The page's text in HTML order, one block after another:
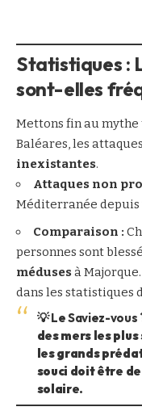
Statistiques :
sont-elles
Mettons fin au mythe
Baléares, les
inexistantes.
Attaques non
Méditerranée depuis
Comparaison :
personnes sont
médusesà
dans les statistiques
💡 Le Saviez-vous
des mers les
les grands
souci doit être
solaire.